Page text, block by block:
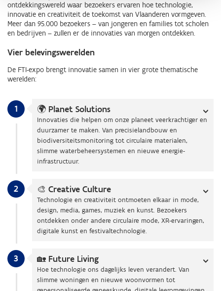
ontdekkingswereld waar bezoekers ervaren hoe technologie,
innovatie en creativiteit de toekomst van Vlaanderen vormgeven.
Meer dan 95.000 bezoekers – van jongeren en families tot scholen
en bedrijven – zullen er de innovaties van morgen ontdekken.
Vier belevingswerelden
De FTI-expo brengt innovatie samen in vier grote thematische
werelden:
1 🌍 Planet Solutions
Innovaties die helpen om onze planeet veerkrachtiger en
duurzamer te maken. Van precisielandbouw en
biodiversiteitsmonitoring tot circulaire materialen,
slimme waterbeheersystemen en nieuwe energie-
infrastructuur.
2 🎨 Creative Culture
Technologie en creativiteit ontmoeten elkaar in mode,
design, media, games, muziek en kunst. Bezoekers
ontdekken onder andere circulaire mode, XR-ervaringen,
digitale kunst en festivaltechnologie.
3 🏡 Future Living
Hoe technologie ons dagelijks leven verandert. Van
slimme woningen en nieuwe woonvormen tot